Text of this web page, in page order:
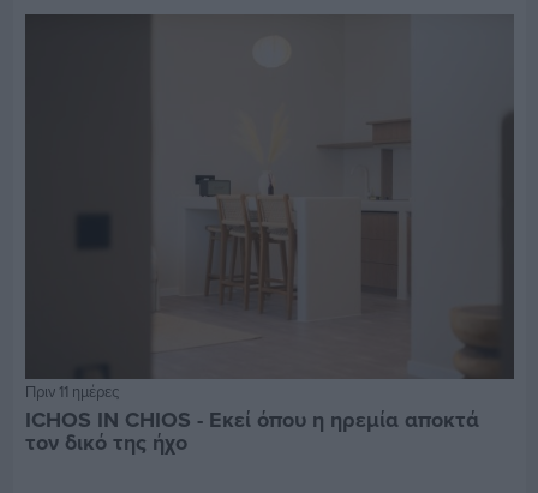
Πριν 11 ημέρες
ICHOS IN CHIOS - Εκεί όπου η ηρεμία αποκτά
τον δικό της ήχο